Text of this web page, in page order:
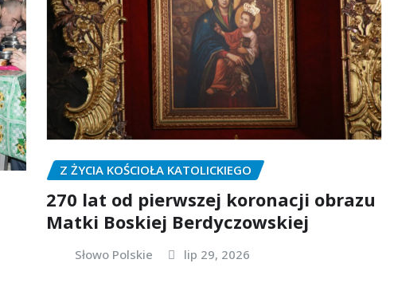
Z ŻYCIA KOŚCIOŁA KATOLICKIEGO
270 lat od pierwszej koronacji obrazu
Matki Boskiej Berdyczowskiej
Słowo Polskie lip 29, 2026